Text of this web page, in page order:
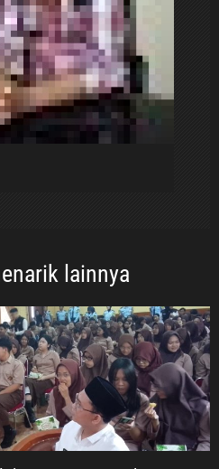
lainnya